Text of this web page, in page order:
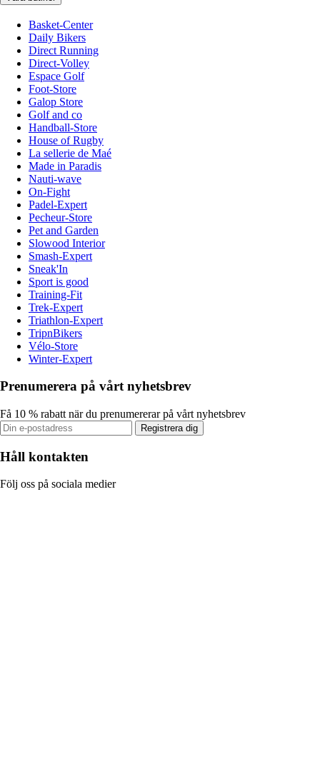
Basket-Center
Daily Bikers
Direct Running
Direct-Volley
Espace Golf
Foot-Store
Galop Store
Golf and co
Handball-Store
House of Rugby
La sellerie de Maé
Made in Paradis
Nauti-wave
On-Fight
Padel-Expert
Pecheur-Store
Pet and Garden
Slowood Interior
Smash-Expert
Sneak'In
Sport is good
Training-Fit
Trek-Expert
Triathlon-Expert
TripnBikers
Vélo-Store
Winter-Expert
Prenumerera på vårt nyhetsbrev
Få 10 % rabatt när du prenumererar på vårt nyhetsbrev
Registrera dig
Håll kontakten
Följ oss på sociala medier